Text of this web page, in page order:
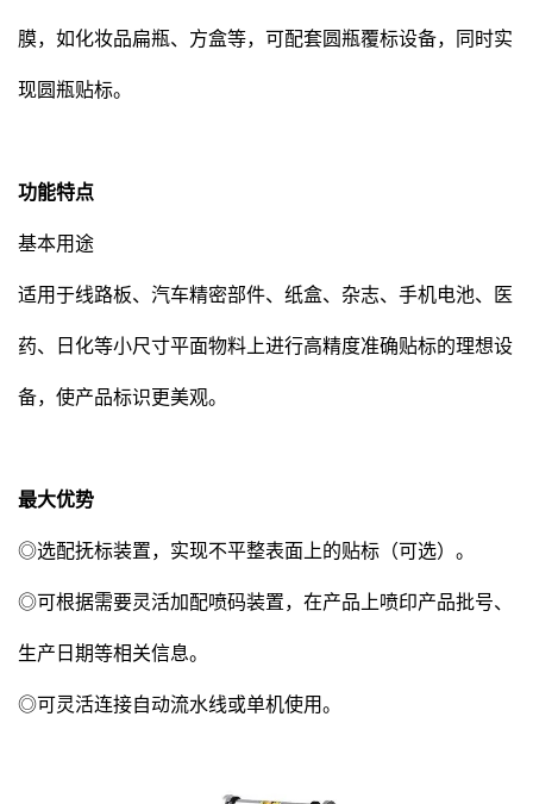
膜，如化妆品扁瓶、方盒等，可配套圆瓶覆标设备，同时实
现圆瓶贴标。
功能特点
基本用途
适用于线路板、汽车精密部件、纸盒、杂志、手机电池、医
药、日化等小尺寸平面物料上进行高精度准确贴标的理想设
备，使产品标识更美观。
最大优势
◎选配抚标装置，实现不平整表面上的贴标（可选）。
◎可根据需要灵活加配喷码装置，在产品上喷印产品批号、
生产日期等相关信息。
◎可灵活连接自动流水线或单机使用。